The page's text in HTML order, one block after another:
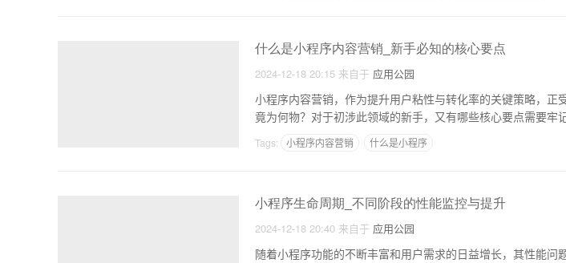
什么是小程序内容营销_新手必知的核心要点
2024-12-18 20:15 来自于 应用公园
小程序内容营销，作为提升用户粘性与转化率的关键策略，
Tags: 小程序内容营销 什么是小程序
小程序生命周期_不同阶段的性能监控与提升
2024-12-18 20:40 来自于 应用公园
随着小程序功能的不断丰富和用户需求的日益增长，其性能